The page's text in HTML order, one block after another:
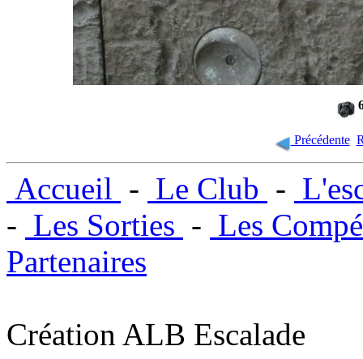
Précédente
Accueil - Le Club -
- Les Sorties - Les
Partenaires
Création ALB Escalade